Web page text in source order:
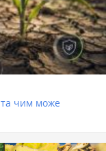
та чим може